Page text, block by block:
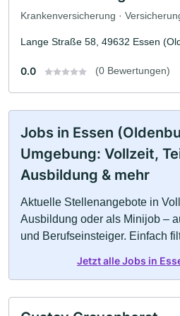
Krankenversicherung ·
Lange Straße 58, 49632 Essen
0.0 (0 Bewertungen)
Jobs in Essen
Umgebung: Vollzeit,
Ausbildung & mehr
Aktuelle Stellenangebote in
Ausbildung oder als Minijob –
und Berufseinsteiger. Einfach
Jetzt alle Jobs in